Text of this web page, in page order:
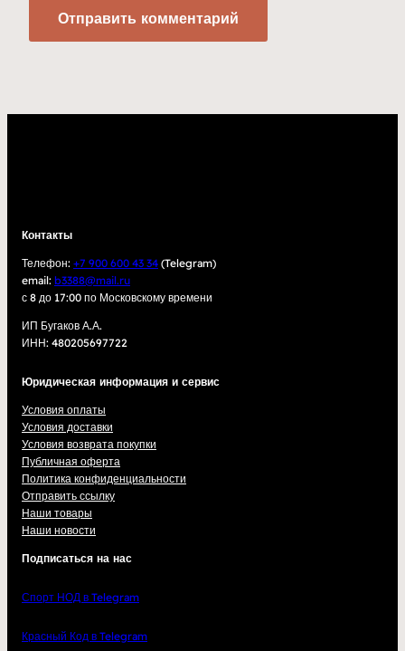
Контакты
Телефон: +7 900 600 43 34 (Telegram)
email: b3388@mail.ru
с 8 до 17:00 по Московскому времени
ИП Бугаков А.А.
ИНН: 480205697722
Юридическая информация и сервис
Условия оплаты
Условия доставки
Условия возврата покупки
Публичная оферта
Политика конфиденциальности
Отправить ссылку
Наши товары
Наши новости
Подписаться на нас
Спорт НОД в Telegram
Красный Код в Telegram